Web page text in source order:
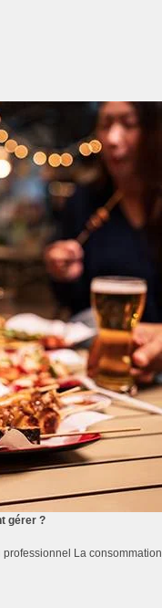
gérer ?
La